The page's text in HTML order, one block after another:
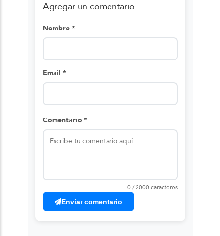
Agregar un comentario
Nombre *
Email *
Comentario *
0 / 2000 caracteres
Enviar comentario